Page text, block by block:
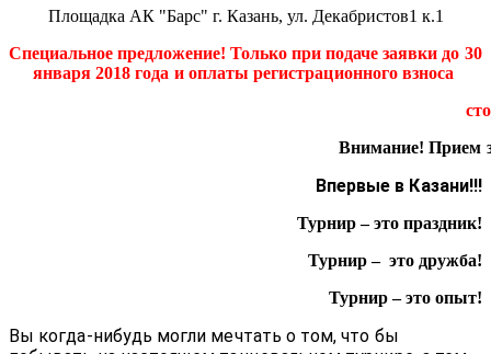
Площадка АК "Барс" г. Казань, ул. Декабристов1 к.1
Специальное предложение! Только при подаче заявки до 30
января 2018 года и оплаты регистрационного взноса
Внимание! Прием
Впервые в Казани!!!
Турнир – это праздник!
Турнир – это дружба!
Турнир – это опыт!
Вы когда-нибудь могли мечтать о том, что бы